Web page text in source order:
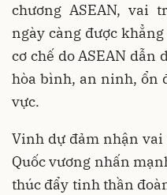
chương ASEAN, vai
ngày càng được
cơ chế do ASEAN dẫn
hòa bình, an ninh, ổn
vực.
Vinh dự đảm nhận vai
Quốc vương nhấn
thúc đẩy tinh thần